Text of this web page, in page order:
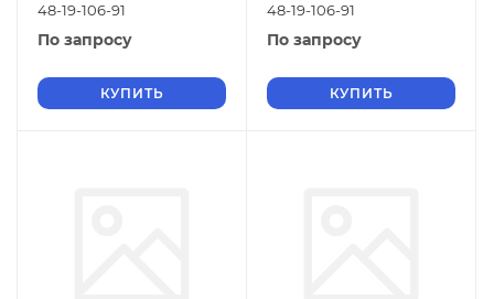
48-19-106-91
По запросу
КУПИТЬ
48-19-106-91
По запросу
КУПИТЬ